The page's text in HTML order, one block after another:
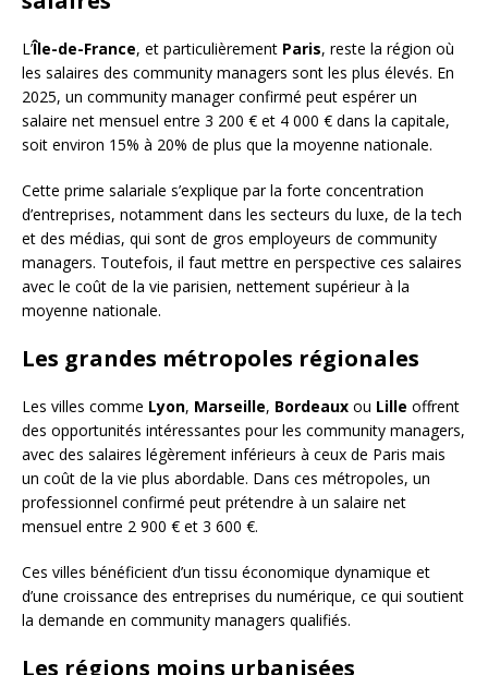
L’Île-de-France, et particulièrement Paris, reste la région où
les salaires des community managers sont les plus élevés. En
2025, un community manager confirmé peut espérer un
salaire net mensuel entre 3 200 € et 4 000 € dans la capitale,
soit environ 15% à 20% de plus que la moyenne nationale.
Cette prime salariale s’explique par la forte concentration
d’entreprises, notamment dans les secteurs du luxe, de la tech
et des médias, qui sont de gros employeurs de community
managers. Toutefois, il faut mettre en perspective ces salaires
avec le coût de la vie parisien, nettement supérieur à la
moyenne nationale.
Les grandes métropoles régionales
Les villes comme Lyon, Marseille, Bordeaux ou Lille offrent
des opportunités intéressantes pour les community managers,
avec des salaires légèrement inférieurs à ceux de Paris mais
un coût de la vie plus abordable. Dans ces métropoles, un
professionnel confirmé peut prétendre à un salaire net
mensuel entre 2 900 € et 3 600 €.
Ces villes bénéficient d’un tissu économique dynamique et
d’une croissance des entreprises du numérique, ce qui soutient
la demande en community managers qualifiés.
Les régions moins urbanisées